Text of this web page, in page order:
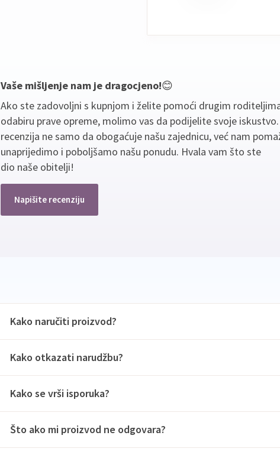
Vaše mišljenje nam je dragocjeno!😊
Ako ste zadovoljni s kupnjom i želite pomoći drugim
odabiru prave opreme, molimo vas da podijelite svoje iskustvo.
recenzija ne samo da obogaćuje našu zajednicu, već nam
unaprijedimo i poboljšamo našu ponudu. Hvala vam što ste
dio naše obitelji!
Napišite recenziju
Kako naručiti proizvod?
Kako otkazati narudžbu?
Kako se vrši isporuka?
Što ako mi proizvod ne odgovara?